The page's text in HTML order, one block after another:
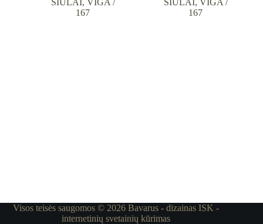
SIŪLAI, VIGA /
167
SIŪLAI, VIGA /
167
Visos teisės saugomos © 2026 Bavarus - dizainas ISK -
internetinių svetainių kūrimas